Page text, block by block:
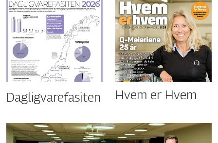
Dagligvarefasiten Hvem er Hvem